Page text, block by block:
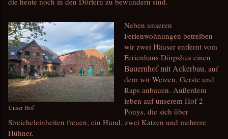
Unser Hof
Neben unseren
Ferienwohnungen betreiben
wir zwei Häuser entfernt vom
Ferienhaus Dörpshus einen
Bauernhof mit Ackerbau, auf
dem wir Weizen, Gerste und
Raps anbauen. Außerdem
leben auf unserem Hof 2
Ponys, die sich über
Streicheleinheiten freuen, ein Hund, zwei Katzen und mehrere
Hühner.